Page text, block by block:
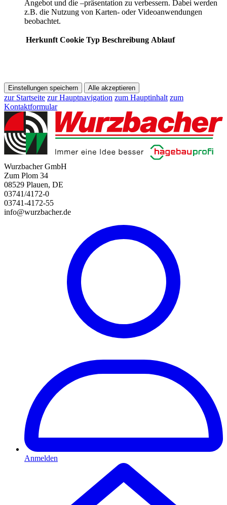
Angebot und die –präsentation zu verbessern. Dabei werden
z.B. die Nutzung von Karten- oder Videoanwendungen
beobachtet.
Herkunft Cookie Typ Beschreibung Ablauf
Einstellungen speichern Alle akzeptieren
zur Startseite zur Hauptnavigation zum Hauptinhalt zum
Kontaktformular
Wurzbacher GmbH
Zum Plom 34
08529 Plauen, DE
03741/4172-0
03741-4172-55
info@wurzbacher.de
Anmelden